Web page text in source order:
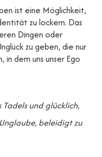
ist eine Möglichkeit,
zu lockern. Das
Dingen oder
zu geben, die nur
dem uns unser Ego
und glücklich,
beleidigt zu